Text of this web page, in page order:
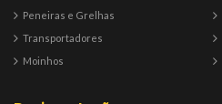
Peneiras e Grelhas
Transportadores
Moinhos